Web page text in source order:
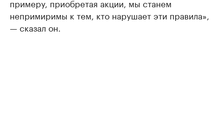
примеру, приобретая акции, мы станем
непримиримы к тем, кто нарушает эти правила»,
— сказал он.